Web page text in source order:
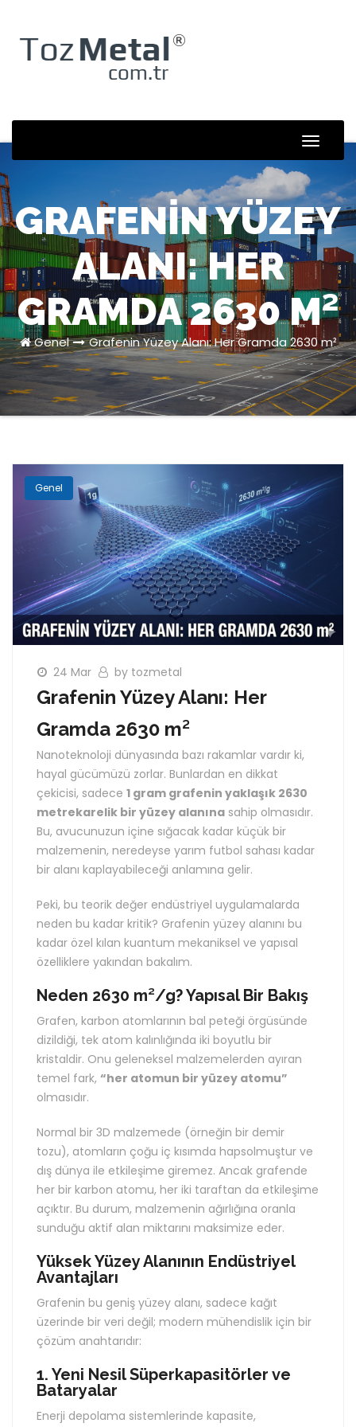
content
Toggle
GRAFENIN YÜZEY
ALANI: HER
GRAMDA 2630 M²
Genel Grafenin Yüzey Alanı: Her Gramda 2630 m²
Genel
24 Mar by tozmetal
Grafenin Yüzey Alanı: Her
Gramda 2630 m²
Nanoteknoloji dünyasında bazı rakamlar vardır ki,
hayal gücümüzü zorlar. Bunlardan en dikkat
çekicisi, sadece 1 gram grafenin yaklaşık 2630
metrekarelik bir yüzey alanına sahip olmasıdır.
Bu, avucunuzun içine sığacak kadar küçük bir
malzemenin, neredeyse yarım futbol sahası kadar
bir alanı kaplayabileceği anlamına gelir.
Peki, bu teorik değer endüstriyel uygulamalarda
neden bu kadar kritik? Grafenin yüzey alanını bu
kadar özel kılan kuantum mekaniksel ve yapısal
özelliklere yakından bakalım.
Neden 2630 m²/g? Yapısal Bir Bakış
Grafen, karbon atomlarının bal peteği örgüsünde
dizildiği, tek atom kalınlığında iki boyutlu bir
kristaldir. Onu geleneksel malzemelerden ayıran
temel fark, “her atomun bir yüzey atomu”
olmasıdır.
Normal bir 3D malzemede (örneğin bir demir
tozu), atomların çoğu iç kısımda hapsolmuştur ve
dış dünya ile etkileşime giremez. Ancak grafende
her bir karbon atomu, her iki taraftan da etkileşime
açıktır. Bu durum, malzemenin ağırlığına oranla
sunduğu aktif alan miktarını maksimize eder.
Yüksek Yüzey Alanının Endüstriyel
Avantajları
Grafenin bu geniş yüzey alanı, sadece kağıt
üzerinde bir veri değil; modern mühendislik için bir
çözüm anahtarıdır:
1. Yeni Nesil Süperkapasitörler ve
Bataryalar
Enerji depolama sistemlerinde kapasite,